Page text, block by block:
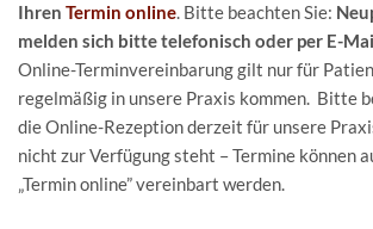
Ihren Termin online. Bitte beachten Sie:
melden sich bitte telefonisch oder per E-
Online-Terminvereinbarung gilt nur für
regelmäßig in unsere Praxis kommen. Bitte
die Online-Rezeption derzeit für unsere
nicht zur Verfügung steht – Termine können
„Termin online” vereinbart werden.